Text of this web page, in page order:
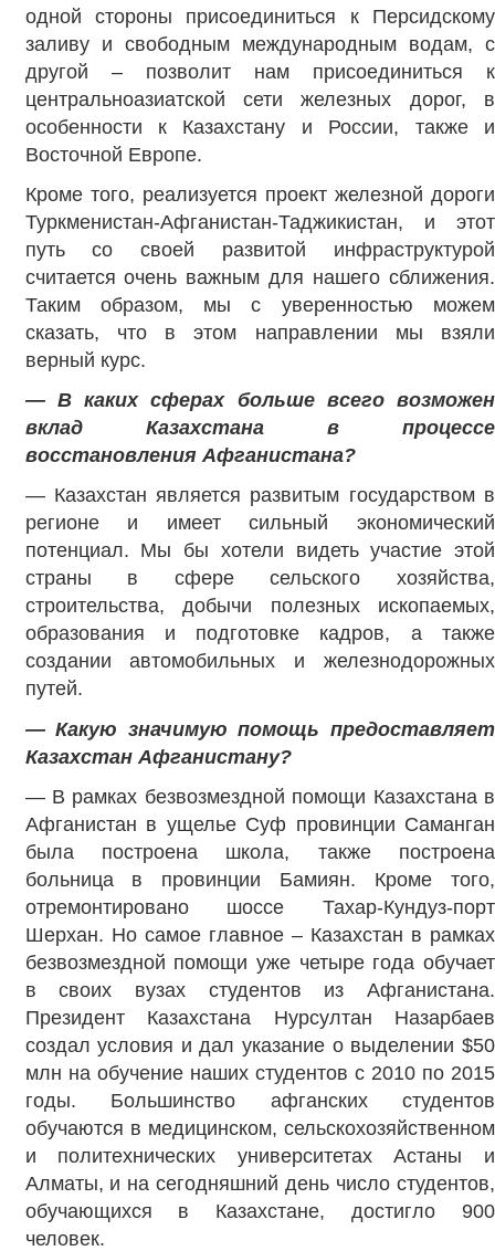
одной стороны присоединиться к Персидскому
заливу и свободным международным водам, с
другой – позволит нам присоединиться к
центральноазиатской сети железных дорог, в
особенности к Казахстану и России, также и
Восточной Европе.
Кроме того, реализуется проект железной дороги
Туркменистан-Афганистан-Таджикистан, и этот
путь со своей развитой инфраструктурой
считается очень важным для нашего сближения.
Таким образом, мы с уверенностью можем
сказать, что в этом направлении мы взяли
верный курс.
— В каких сферах больше всего возможен
вклад Казахстана в процессе
восстановления Афганистана?
— Казахстан является развитым государством в
регионе и имеет сильный экономический
потенциал. Мы бы хотели видеть участие этой
страны в сфере сельского хозяйства,
строительства, добычи полезных ископаемых,
образования и подготовке кадров, а также
создании автомобильных и железнодорожных
путей.
— Какую значимую помощь предоставляет
Казахстан Афганистану?
— В рамках безвозмездной помощи Казахстана в
Афганистан в ущелье Суф провинции Саманган
была построена школа, также построена
больница в провинции Бамиян. Кроме того,
отремонтировано шоссе Тахар-Кундуз-порт
Шерхан. Но самое главное – Казахстан в рамках
безвозмездной помощи уже четыре года обучает
в своих вузах студентов из Афганистана.
Президент Казахстана Нурсултан Назарбаев
создал условия и дал указание о выделении $50
млн на обучение наших студентов с 2010 по 2015
годы. Большинство афганских студентов
обучаются в медицинском, сельскохозяйственном
и политехнических университетах Астаны и
Алматы, и на сегодняшний день число студентов,
обучающихся в Казахстане, достигло 900
человек.